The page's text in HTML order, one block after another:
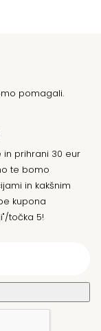
pomagali.
in prihrani 30 eur
te bomo
in kakšnim
kupona
točka 5!